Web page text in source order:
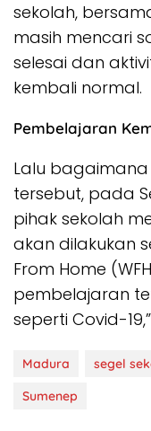
sekolah,
masih mencari
selesai dan
kembali normal.
Pembelajaran
Lalu
tersebut, pada
pihak sekolah
akan dilakukan
From Home
pembelajaran
seperti Covid-
Madura segel
Sumenep